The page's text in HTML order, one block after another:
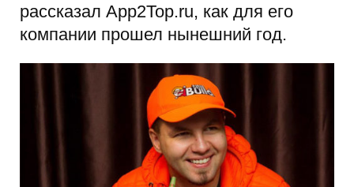
рассказал App2Top.ru, как для его
компании прошел нынешний год.